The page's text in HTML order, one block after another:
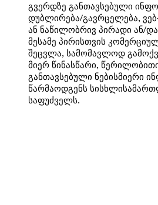
გვერდზე განთავსებული
დუბლირება/გავრცელება,
ან ნაწილობრივ პირადი ან/
მესამე პირისთვის
შეცვლა, სამომავლოდ
მიერ წინასწარი,
განთავსებული ნებისმიერი
წარმაოდგენს
საფუძველს.